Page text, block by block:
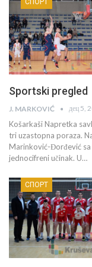
Sportski pregled
J. MARKOVIĆ дец 5,
Košarkaši Napretka
tri uzastopna poraza.
Marinković-Đorđević sa
jednocifreni učinak. U…
СПОРТ